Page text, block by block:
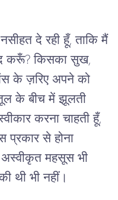
दे रही हूँ, ताकि मैं
करूँ? किसका सुख,
के ज़रिए अपने को
के बीच में झूलती
करना चाहती हूँ,
प्रकार से होना
महसूस भी
थी भी नहीं।